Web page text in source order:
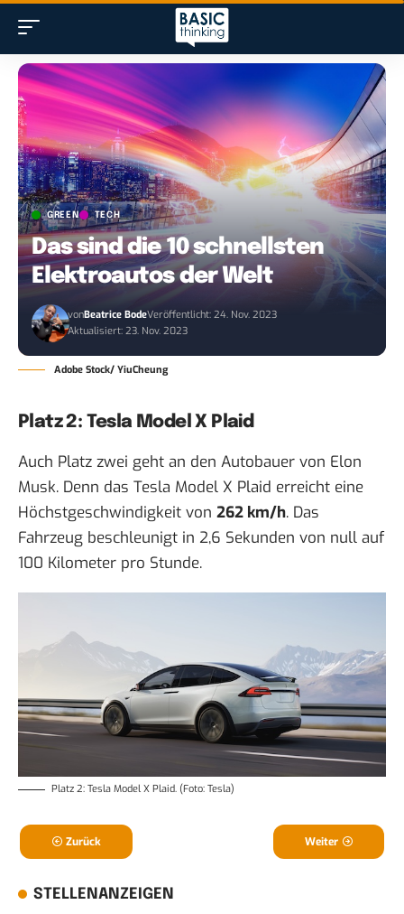
GREEN TECH
Das sind die 10 schnellsten
Elektroautos der Welt
vonBeatrice BodeVeröffentlicht: 24. Nov. 2023
Aktualisiert: 23. Nov. 2023
Adobe Stock/ YiuCheung
Platz 2: Tesla Model X Plaid
Auch Platz zwei geht an den Autobauer von Elon
Musk. Denn das Tesla Model X Plaid erreicht eine
Höchstgeschwindigkeit von 262 km/h. Das
Fahrzeug beschleunigt in 2,6 Sekunden von null auf
100 Kilometer pro Stunde.
Platz 2: Tesla Model X Plaid. (Foto: Tesla)
Zurück Weiter
STELLENANZEIGEN